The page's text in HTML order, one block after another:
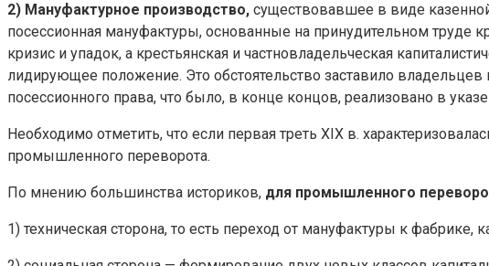
2) Мануфактурное производство, существовавшее в виде
посессионная мануфактуры, основанные на принудительном труде
кризис и упадок, а крестьянская и частновладельческая
лидирующее положение. Это обстоятельство заставило
посессионного права, что было, в конце концов, реализовано в указе
Необходимо отметить, что если первая треть XIX в.
промышленного переворота.
По мнению большинства историков, для промышленного
1) техническая сторона, то есть переход от мануфактуры к фабрике,